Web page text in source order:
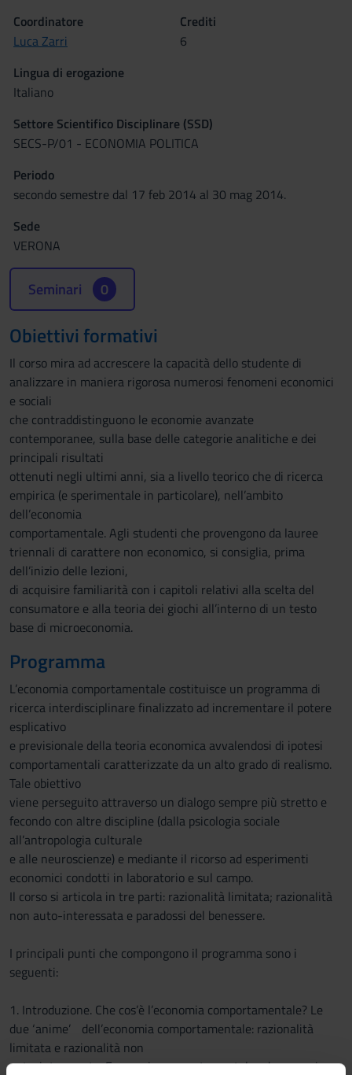
Coordinatore
Luca Zarri
Crediti
6
Lingua di erogazione
Italiano
Settore Scientifico Disciplinare (SSD)
SECS-P/01 - ECONOMIA POLITICA
Periodo
secondo semestre dal 17 feb 2014 al 30 mag 2014.
Sede
VERONA
Seminari 0
Obiettivi formativi
Il corso mira ad accrescere la capacità dello studente di
analizzare in maniera rigorosa numerosi fenomeni economici
e sociali
che contraddistinguono le economie avanzate
contemporanee, sulla base delle categorie analitiche e dei
principali risultati
ottenuti negli ultimi anni, sia a livello teorico che di ricerca
empirica (e sperimentale in particolare), nell’ambito
dell’economia
comportamentale. Agli studenti che provengono da lauree
triennali di carattere non economico, si consiglia, prima
dell’inizio delle lezioni,
di acquisire familiarità con i capitoli relativi alla scelta del
consumatore e alla teoria dei giochi all’interno di un testo
base di microeconomia.
Programma
L’economia comportamentale costituisce un programma di
ricerca interdisciplinare finalizzato ad incrementare il potere
esplicativo
e previsionale della teoria economica avvalendosi di ipotesi
comportamentali caratterizzate da un alto grado di realismo.
Tale obiettivo
viene perseguito attraverso un dialogo sempre più stretto e
fecondo con altre discipline (dalla psicologia sociale
all’antropologia culturale
e alle neuroscienze) e mediante il ricorso ad esperimenti
economici condotti in laboratorio e sul campo.
Il corso si articola in tre parti: razionalità limitata; razionalità
non auto-interessata e paradossi del benessere.
I principali punti che compongono il programma sono i
seguenti:
1. Introduzione. Che cos’è l’economia comportamentale? Le
due ‘anime’ dell’economia comportamentale: razionalità
limitata e razionalità non
auto-interessata. Economia comportamentale ed economia